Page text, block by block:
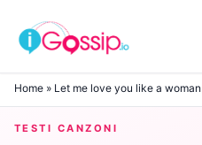
Skip to content
Home » Let me love you like a
TESTI CANZONI